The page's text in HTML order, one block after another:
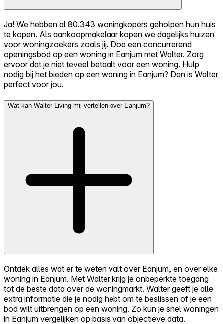
Ja! We hebben al 80.343 woningkopers geholpen hun huis
te kopen. Als aankoopmakelaar kopen we dagelijks huizen
voor woningzoekers zoals jij. Doe een concurrerend
openingsbod op een woning in Eanjum met Walter. Zorg
ervoor dat je niet teveel betaalt voor een woning. Hulp
nodig bij het bieden op een woning in Eanjum? Dan is Walter
perfect voor jou.
Wat kan Walter Living mij vertellen over Eanjum?
Ontdek alles wat er te weten valt over Eanjum, en over elke
woning in Eanjum. Met Walter krijg je onbeperkte toegang
tot de beste data over de woningmarkt. Walter geeft je alle
extra informatie die je nodig hebt om te beslissen of je een
bod wilt uitbrengen op een woning. Zo kun je snel woningen
in Eanjum vergelijken op basis van objectieve data.